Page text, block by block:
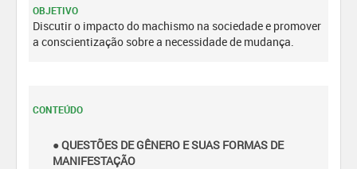
OBJETIVO
Discutir o impacto do machismo na sociedade e promover
a conscientização sobre a necessidade de mudança.
CONTEÚDO
● QUESTÕES DE GÊNERO E SUAS FORMAS DE
MANIFESTAÇÃO